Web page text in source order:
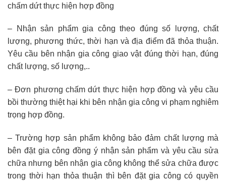
chấm dứt thực hiện hợp đồng
– Nhận sản phẩm gia công theo đúng số lượng, chất
lượng, phương thức, thời hạn và địa điểm đã thỏa thuận.
Yêu cầu bên nhận gia công giao vật đúng thời hạn, đúng
chất lượng, số lượng,..
– Đơn phương chấm dứt thực hiện hợp đồng và yêu cầu
bồi thường thiệt hại khi bên nhận gia công vi phạm nghiêm
trọng hợp đồng.
– Trường hợp sản phẩm không bảo đảm chất lượng mà
bên đặt gia công đồng ý nhận sản phẩm và yêu cầu sửa
chữa nhưng bên nhận gia công không thể sửa chữa được
trong thời hạn thỏa thuận thì bên đặt gia công có quyền